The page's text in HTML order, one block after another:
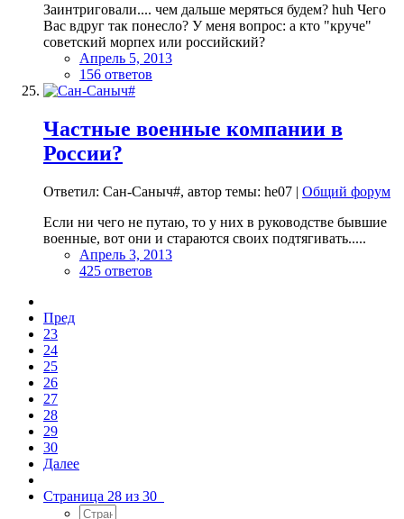
Заинтриговали.... чем дальше меряться будем? huh Чего
Вас вдруг так понесло? У меня вопрос: а кто "круче"
советский морпех или российский?
Апрель 5, 2013
156 ответов
Частные военные компании в
России?
Ответил: Сан-Саныч#, автор темы: he07 | Общий форум
Если ни чего не путаю, то у них в руководстве бывшие
военные, вот они и стараются своих подтягивать.....
Апрель 3, 2013
425 ответов
Пред
23
24
25
26
27
28
29
30
Далее
Страница 28 из 30